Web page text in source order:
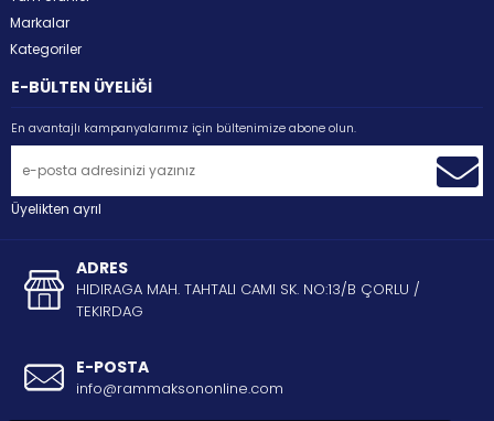
Markalar
Kategoriler
E-BÜLTEN ÜYELİĞİ
En avantajlı kampanyalarımız için bültenimize abone olun.
Üyelikten ayrıl
ADRES
HIDIRAGA MAH. TAHTALI CAMI SK. NO:13/B ÇORLU /
TEKIRDAG
E-POSTA
info@rammaksononline.com